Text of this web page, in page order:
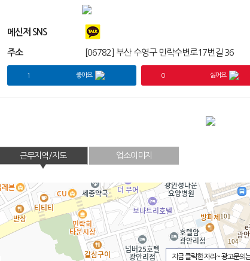
메신저 SNS
주소 [06782] 부산 수영구 민락수변로17번길 36
1 좋아요 0 싫어요
근무지역/지도 업소이미지
지금 클릭한 자리~ 광고문의